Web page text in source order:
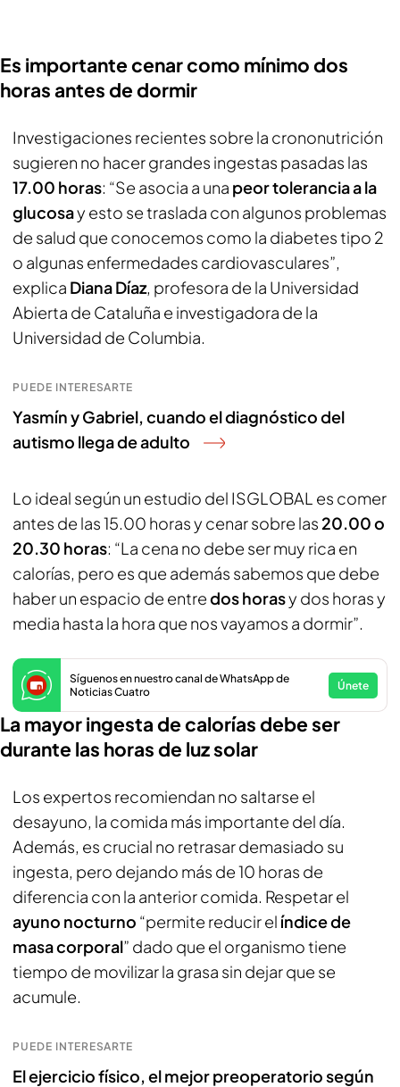
Es importante cenar como mínimo dos
horas antes de dormir
Investigaciones recientes sobre la crononutrición
sugieren no hacer grandes ingestas pasadas las
17.00 horas: “Se asocia a una peor tolerancia a la
glucosay esto se traslada con algunos problemas
de salud que conocemos como la diabetes tipo 2
o algunas enfermedades cardiovasculares”,
explica Diana Díaz, profesora de la Universidad
Abierta de Cataluña e investigadora de la
Universidad de Columbia.
PUEDE INTERESARTE
Yasmín y Gabriel, cuando el diagnóstico del
autismo llega de adulto
Lo ideal según un estudio del ISGLOBAL es comer
antes de las 15.00 horas y cenar sobre las 20.00 o
20.30 horas: “La cena no debe ser muy rica en
calorías, pero es que además sabemos que debe
haber un espacio de entredos horasy dos horas y
media hasta la hora que nos vayamos a dormir”.
Síguenos en nuestro canal de WhatsApp de
Noticias Cuatro
Únete
La mayor ingesta de calorías debe ser
durante las horas de luz solar
Los expertos recomiendan no saltarse el
desayuno, la comida más importante del día.
Además, es crucial no retrasar demasiado su
ingesta, pero dejando más de 10 horas de
diferencia con la anterior comida. Respetar el
ayuno nocturno “permite reducir el índice de
masa corporal” dado que el organismo tiene
tiempo de movilizar la grasa sin dejar que se
acumule.
PUEDE INTERESARTE
El ejercicio físico, el mejor preoperatorio según